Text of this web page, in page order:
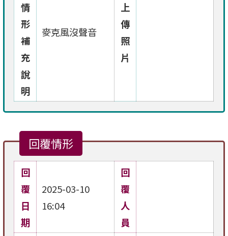
情
形
補
充
說
明
麥克風沒聲音
上
傳
照
片
回覆情形
回
覆
日
期
2025-03-10
16:04
回
覆
人
員